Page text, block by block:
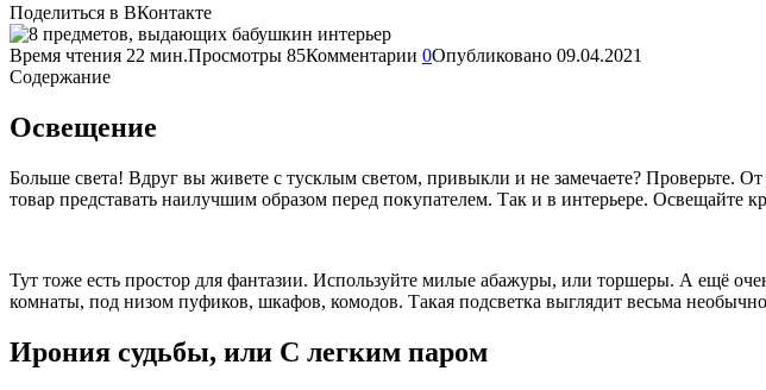
Поделиться в ВКонтакте
Время чтения 22 мин.Просмотры 85Комментарии 0Опубликовано 09.04.2021
Содержание
Освещение
Больше света! Вдруг вы живете с тусклым светом, привыкли и не замечаете? Проверьте.
товар представать наилучшим образом перед покупателем. Так и в интерьере. Освещайте
Тут тоже есть простор для фантазии. Используйте милые абажуры, или торшеры. А ещё
комнаты, под низом пуфиков, шкафов, комодов. Такая подсветка выглядит весьма
Ирония судьбы, или С легким паром